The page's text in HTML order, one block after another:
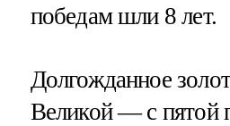
победам шли 8 лет.
Долгожданное
Великой — с